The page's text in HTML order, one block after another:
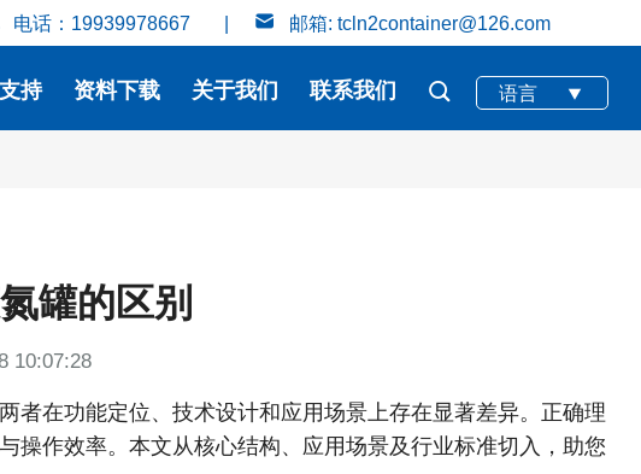
电话：19939978667 邮箱: tcln2container@126.com
持 资料下载 关于我们 联系我们 语言
罐的区别
10:07:28
者在功能定位、技术设计和应用场景上存在显著差异。正确理
操作效率。本文从核心结构、应用场景及行业标准切入，助您